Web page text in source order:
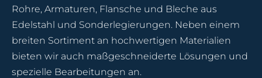
Rohre, Armaturen, Flansche und Bleche aus
Edelstahl und Sonderlegierungen. Neben einem
breiten Sortiment an hochwertigen Materialien
bieten wir auch maßgeschneiderte Lösungen und
spezielle Bearbeitungen an.